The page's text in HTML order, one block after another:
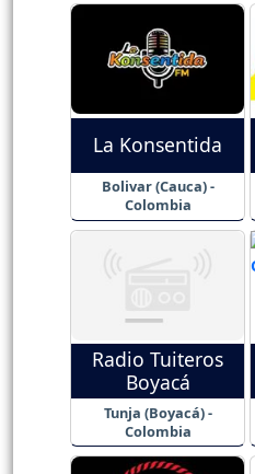
La Konsentida
Bolivar (Cauca) -
Colombia
Radio Tuiteros
Boyacá
Tunja (Boyacá) -
Colombia